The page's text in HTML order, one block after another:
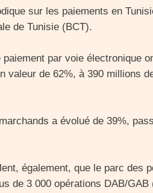
sur les paiements en
de Tunisie (BCT).
par voie électronique
valeur de 62%, à 390 millions
a évolué de 39%,
également, que le parc des
de 3 000 opérations DAB/